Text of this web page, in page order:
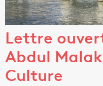
Lettre
Abdul
Culture